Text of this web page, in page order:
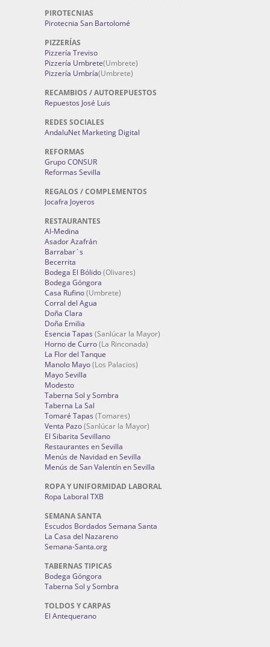
PIROTECNIAS
Pirotecnia San Bartolomé
PIZZERÍAS
Pizzería Treviso
Pizzería Umbrete(Umbrete)
Pizzería Umbría(Umbrete)
RECAMBIOS / AUTOREPUESTOS
Repuestos José Luis
REDES SOCIALES
AndaluNet Marketing Digital
REFORMAS
Grupo CONSUR
Reformas Sevilla
REGALOS / COMPLEMENTOS
Jocafra Joyeros
RESTAURANTES
Al-Medina
Asador Azafrán
Barrabar´s
Becerrita
Bodega El Bólido(Olivares)
Bodega Góngora
Casa Rufino(Umbrete)
Corral del Agua
Doña Clara
Doña Emilia
Esencia Tapas (Sanlúcar la Mayor)
Horno de Curro(La Rinconada)
La Flor del Tanque
Manolo Mayo(Los Palacios)
Mayo Sevilla
Modesto
Taberna Sol y Sombra
Taberna La Sal
Tomaré Tapas (Tomares)
Venta Pazo(Sanlúcar la Mayor)
El Sibarita Sevillano
Restaurantes en Sevilla
Menús de Navidad en Sevilla
Menús de San Valentín en Sevilla
ROPA Y UNIFORMIDAD LABORAL
Ropa Laboral TXB
SEMANA SANTA
Escudos Bordados Semana Santa
La Casa del Nazareno
Semana-Santa.org
TABERNAS TIPICAS
Bodega Góngora
Taberna Sol y Sombra
TOLDOS Y CARPAS
El Antequerano